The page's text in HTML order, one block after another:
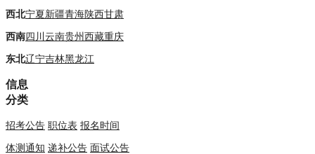
西北宁夏新疆青海陕西甘肃
西南四川 云南贵州西藏重庆
东北辽宁吉林黑龙江
信息
分类
招考公告 职位表 报名时间
体测通知 递补公告 面试公告